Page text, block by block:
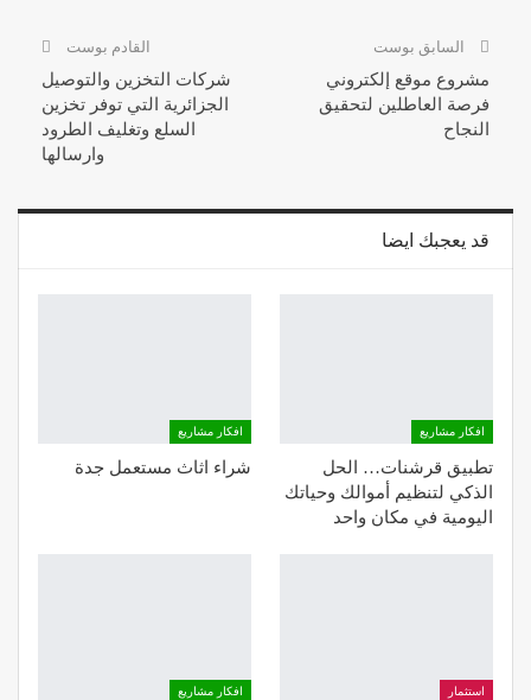
السابق بوست
مشروع موقع إلكتروني
فرصة العاطلين لتحقيق
النجاح
القادم بوست
شركات التخزين والتوصيل
الجزائرية التي توفر تخزين
السلع وتغليف الطرود
وارسالها
قد يعجبك ايضا
افكار مشاريع
تطبيق قرشنات… الحل
الذكي لتنظيم أموالك وحياتك
اليومية في مكان واحد
افكار مشاريع
شراء اثاث مستعمل جدة
استثمار افكار مشاريع